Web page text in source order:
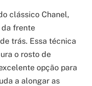
clássico Chanel,
da frente
trás. Essa técnica
o rosto de
opção para
a alongar as